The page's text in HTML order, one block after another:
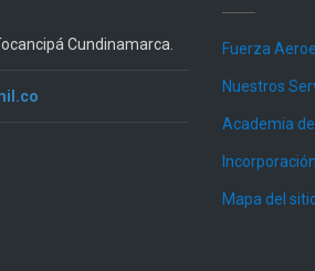
Cundinamarca. Fuerza
Nuestros
Academia
Mapa del